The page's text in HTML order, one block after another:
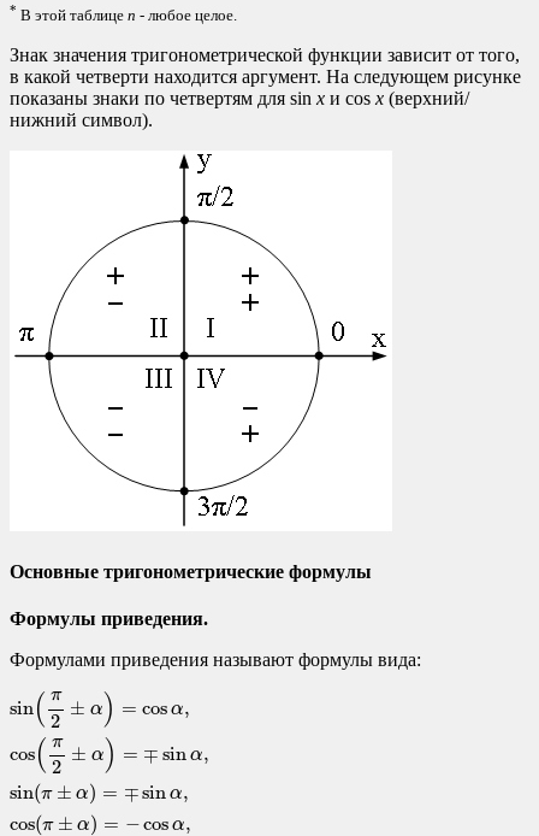
* В этой таблице n - любое целое.
Знак значения тригонометрической функции зависит от того,
в какой четверти находится аргумент. На следующем рисунке
показаны знаки по четвертям для sin x и cos x (верхний/
нижний символ).
Основные тригонометрические формулы
Формулы приведения.
Формулами приведения называют формулы вида:
sin( π
2
± α) = cosα,
cos( π
2
± α) = ∓ sinα,
sin(π ± α) = ∓sinα,
cos(π ± α) = −cosα,
π 2± cos